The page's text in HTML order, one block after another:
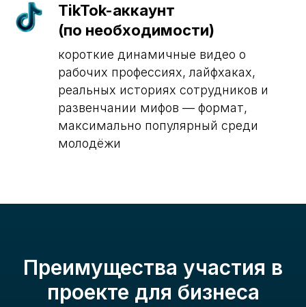
TikTok-аккаунт
(по необходимости)
короткие динамичные видео о
рабочих профессиях, лайфхаках,
реальных историях сотрудников и
развенчании мифов — формат,
максимально популярный среди
молодёжи
Преимущества участия в
проекте для бизнеса